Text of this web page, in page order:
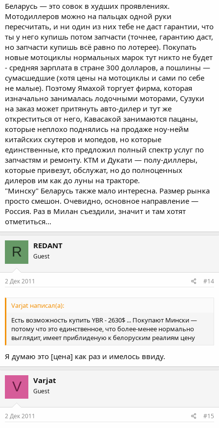
Беларусь — это совок в худших проявлениях.
Мотодиллеров можно на пальцах одной руки
пересчитать, и ни один из них тебе не даст гарантии, что
ты у него купишь потом запчасти (точнее, гарантию даст,
но запчасти купишь всё равно по лотерее). Покупать
новые мотоциклы нормальных марок тут никто не будет
- средняя зарплата в стране 300 долларов, а пошлины —
сумасшедшие (хотя цены на мотоциклы и сами по себе
не малые). Поэтому Ямахой торгует фирма, которая
изначально занималась лодочными моторами, Сузуки
на заказ может притянуть авто-дилер и тут же
откреститься от него, Кавасакой занимаются пацаны,
которые неплохо поднялись на продаже ноу-нейм
китайских скутеров и мопедов, но которые
единственные, кто предложил полный спектр услуг по
запчастям и ремонту. КТМ и Дукати — полу-диллеры,
которые привезут, обслужат, но до полноценных
дилеров им как до луны на тракторе.
"Минску" Беларусь также мало интересна. Размер рынка
просто смешон. Очевидно, основное направление —
Россия. Раз в Милан съездили, значит и там хотят
отметиться...
R REDANT
Guest
2 Дек 2011 #14
Varjat написал(а):
Есть возможность купить YBR - 2630$ ... Покупают Мински —
потому что это единственное, что более-менее нормально
выглядит, имеет приблиденую к белоруским реалиям цену
Я думаю это [цена] как раз и имелось ввиду.
V Varjat
Guest
2 Дек 2011 #15